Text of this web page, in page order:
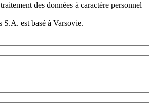
des données à caractère personnel
est basé à Varsovie.